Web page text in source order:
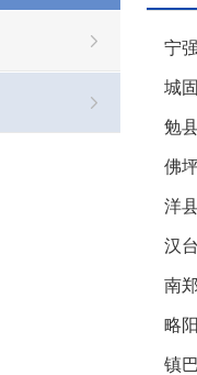
宁
城
勉
佛
洋
汉
南
略
镇